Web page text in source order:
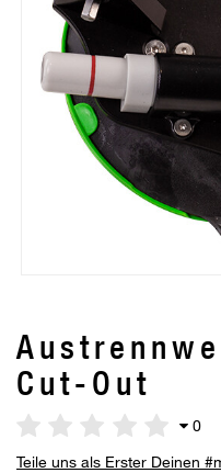
Cut-Out
0
Teile uns als Erster Deinen